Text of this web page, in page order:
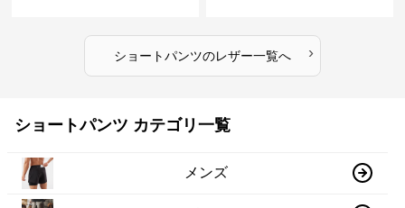
ショートパンツのレザー一覧へ ›
ショートパンツ カテゴリ一覧
メンズ